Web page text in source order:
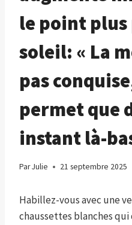
le point plus
soleil: « La
pas
permet que
instant là-
ParJulie 21 septembre 2025
Habillez-vous avec une
chaussettes blanches